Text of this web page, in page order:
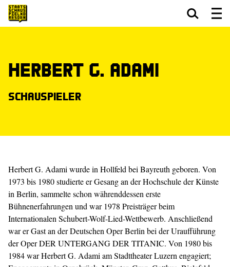
Herbert G. Adami
Schauspieler
Herbert G. Adami wurde in Hollfeld bei Bayreuth geboren. Von
1973 bis 1980 studierte er Gesang an der Hochschule der Künste
in Berlin, sammelte schon währenddessen erste
Bühnenerfahrungen und war 1978 Preisträger beim
Internationalen Schubert-Wolf-Lied-Wettbewerb. Anschließend
war er Gast an der Deutschen Oper Berlin bei der Uraufführung
der Oper DER UNTERGANG DER TITANIC. Von 1980 bis
1984 war Herbert G. Adami am Stadttheater Luzern engagiert;